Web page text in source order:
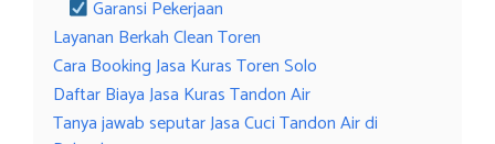
Garansi Pekerjaan
Layanan Berkah Clean Toren
Cara Booking Jasa Kuras Toren Solo
Daftar Biaya Jasa Kuras Tandon Air
Tanya jawab seputar Jasa Cuci Tandon Air di